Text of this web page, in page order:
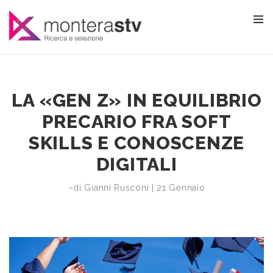
LA «GEN Z» IN EQUILIBRIO
PRECARIO FRA SOFT
SKILLS E CONOSCENZE
DIGITALI
–di Gianni Rusconi | 21 Gennaio